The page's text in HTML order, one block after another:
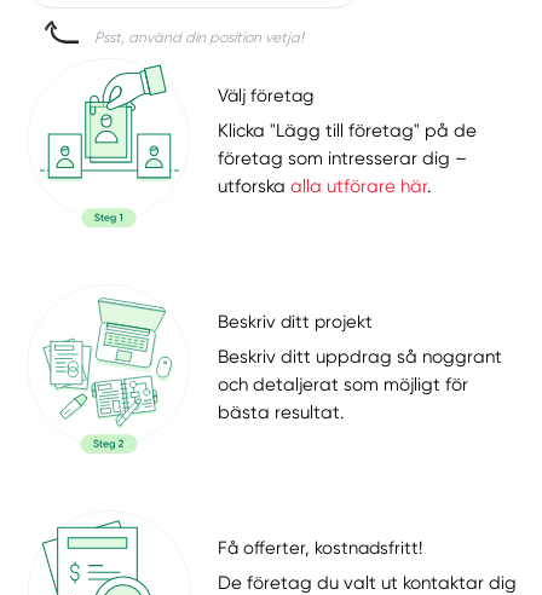
Psst, använd din position vetja!
Välj företag
Klicka "Lägg till företag" på de
företag som intresserar dig –
utforskaalla utförare här.
Beskriv ditt projekt
Beskriv ditt uppdrag så noggrant
och detaljerat som möjligt för
bästa resultat.
Få offerter, kostnadsfritt!
De företag du valt ut kontaktar dig